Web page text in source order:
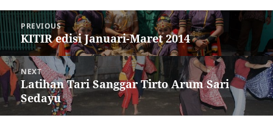
Post
navigation
PREVIOUS
Previous
post:
KITIR edisi Januari-Maret 2014
NEXT
Next
post:
Latihan Tari Sanggar Tirto Arum Sari
Sedayu